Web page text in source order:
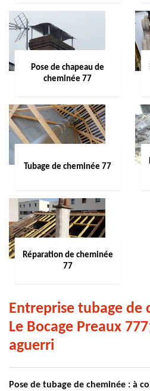
Pose de chapeau de
cheminée 77
Tubage de cheminée 77
Réparation de cheminée
77
Entreprise tubage de
Le Bocage Preaux
aguerri
Pose de tubage de cheminée : à